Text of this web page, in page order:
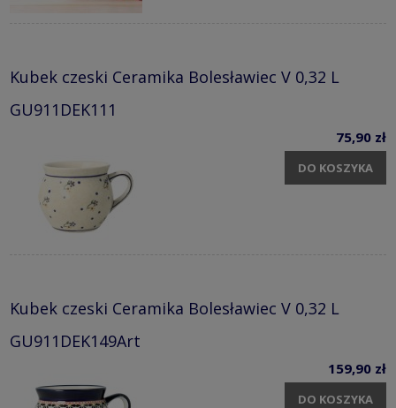
Kubek czeski Ceramika Bolesławiec V 0,32 L
GU911DEK111
75,90 zł
DO KOSZYKA
Kubek czeski Ceramika Bolesławiec V 0,32 L
GU911DEK149Art
159,90 zł
DO KOSZYKA